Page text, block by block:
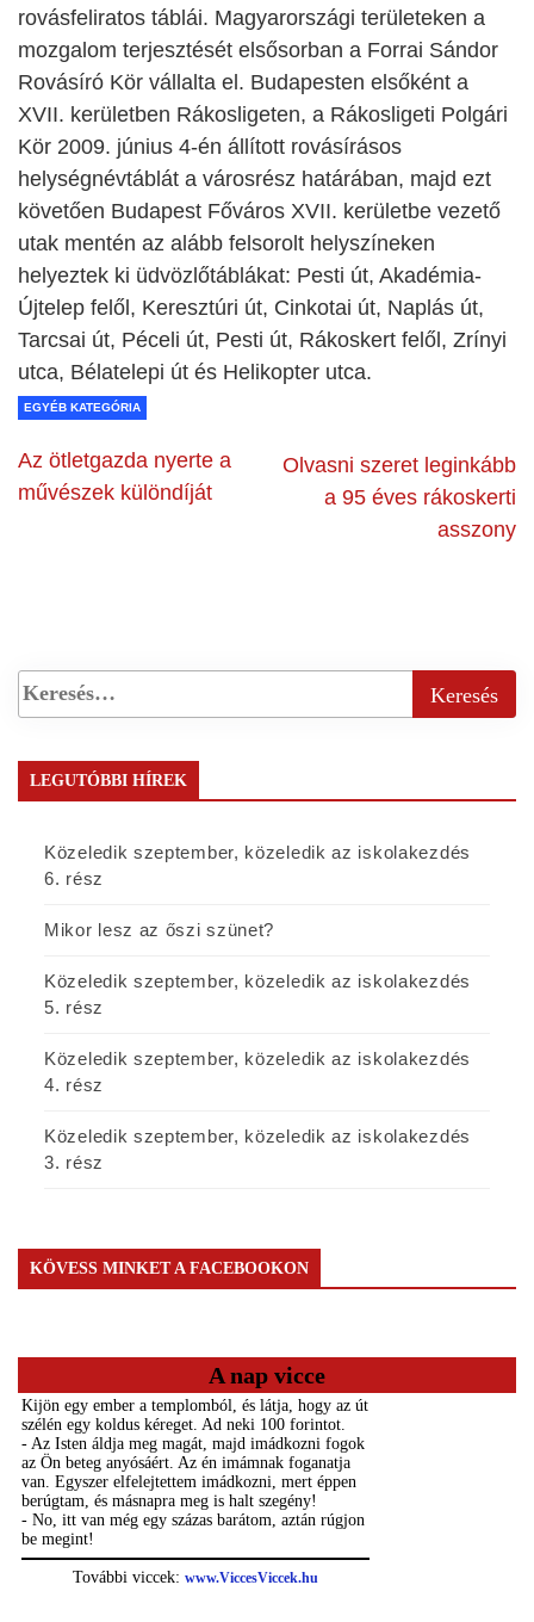
rovásfeliratos táblái. Magyarországi területeken a
mozgalom terjesztését elsősorban a Forrai Sándor
Rovásíró Kör vállalta el. Budapesten elsőként a
XVII. kerületben Rákosligeten, a Rákosligeti Polgári
Kör 2009. június 4-én állított rovásírásos
helységnévtáblát a városrész határában, majd ezt
követően Budapest Főváros XVII. kerületbe vezető
utak mentén az alább felsorolt helyszíneken
helyeztek ki üdvözlőtáblákat: Pesti út, Akadémia-
Újtelep felől, Keresztúri út, Cinkotai út, Naplás út,
Tarcsai út, Péceli út, Pesti út, Rákoskert felől, Zrínyi
utca, Bélatelepi út és Helikopter utca.
EGYÉB KATEGÓRIA
Az ötletgazda nyerte a
művészek különdíját
Olvasni szeret leginkább
a 95 éves rákoskerti
asszony
LEGUTÓBBI HÍREK
Közeledik szeptember, közeledik az iskolakezdés
6. rész
Mikor lesz az őszi szünet?
Közeledik szeptember, közeledik az iskolakezdés
5. rész
Közeledik szeptember, közeledik az iskolakezdés
4. rész
Közeledik szeptember, közeledik az iskolakezdés
3. rész
KÖVESS MINKET A FACEBOOKON
A nap vicce